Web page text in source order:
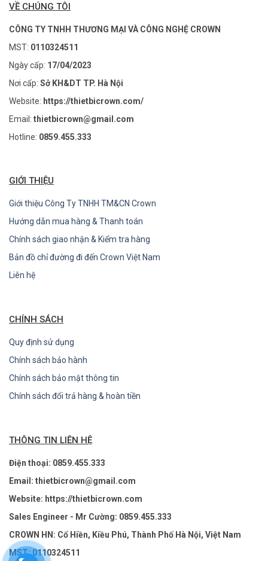
VỀ CHÚNG TÔI
CÔNG TY TNHH THƯƠNG MẠI VÀ CÔNG NGHỆ CROWN
MST: 0110324511
Ngày cấp: 17/04/2023
Nơi cấp: Sở KH&DT TP. Hà Nội
Website: https://thietbicrown.com/
Email: thietbicrown@gmail.com
Hotline: 0859.455.333
GIỚI THIỆU
Giới thiệu Công Ty TNHH TM&CN Crown
Hướng dẫn mua hàng & Thanh toán
Chính sách giao nhận & Kiểm tra hàng
Bản đồ chỉ đường đi đến Crown Việt Nam
Liên hệ
CHÍNH SÁCH
Quy định sử dụng
Chính sách bảo hành
Chính sách bảo mật thông tin
Chính sách đổi trả hàng & hoàn tiền
THÔNG TIN LIÊN HỆ
Điện thoại: 0859.455.333
Email: thietbicrown@gmail.com
Website: https://thietbicrown.com
Sales Engineer - Mr Cường: 0859.455.333
CROWN HN: Cổ Hiền, Kiều Phú, Thành Phố Hà Nội, Việt Nam
MST: 0110324511